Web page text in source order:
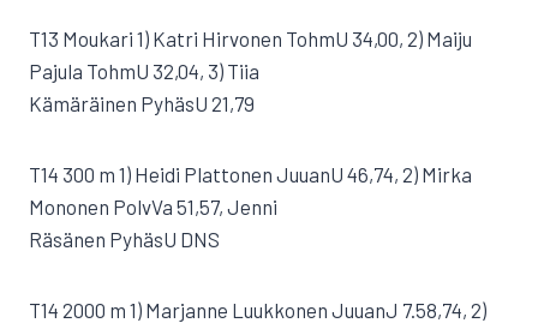
T13 Moukari 1) Katri Hirvonen TohmU 34,00, 2) Maiju
Pajula TohmU 32,04, 3) Tiia
Kämäräinen PyhäsU 21,79
T14 300 m 1) Heidi Plattonen JuuanU 46,74, 2) Mirka
Mononen PolvVa 51,57, Jenni
Räsänen PyhäsU DNS
T14 2000 m 1) Marjanne Luukkonen JuuanJ 7.58,74, 2)